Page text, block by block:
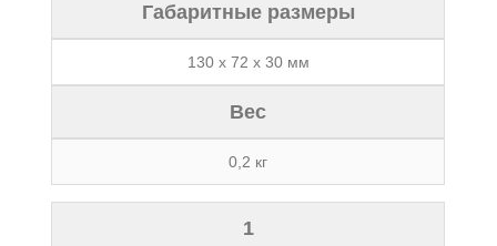
Габаритные размеры
130 х 72 х 30 мм
Вес
0,2 кг
1